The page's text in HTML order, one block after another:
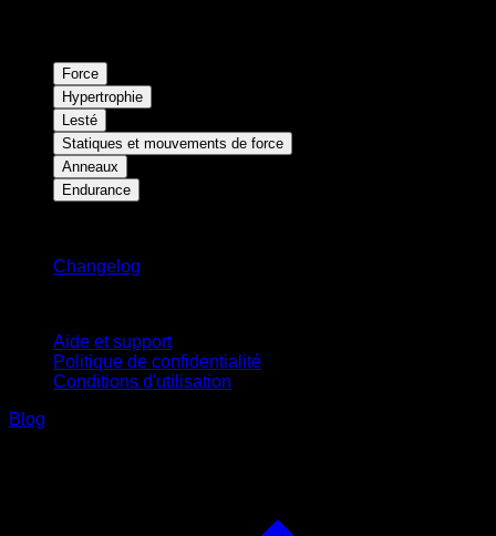
Force
Hypertrophie
Lesté
Statiques et mouvements de force
Anneaux
Endurance
Changelog
Aide et support
Politique de confidentialité
Conditions d'utilisation
Blog